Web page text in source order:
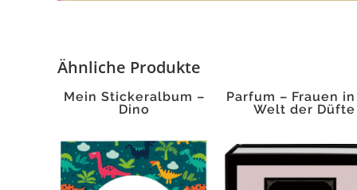
Ähnliche Produkte
Mein Stickeralbum –
Dino
Parfum – Frauen
Welt der Düfte